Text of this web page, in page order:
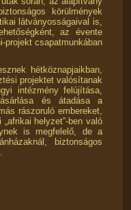
körülmények
látványosságaival is,
az évente
projekt csapatmunkában
hétköznapjaikban,
projektet valósítanak
intézmény felújítása,
és átadása a
rászoruló embereket,
helyzet”-ben való
is megfelelő, de a
biztonságos